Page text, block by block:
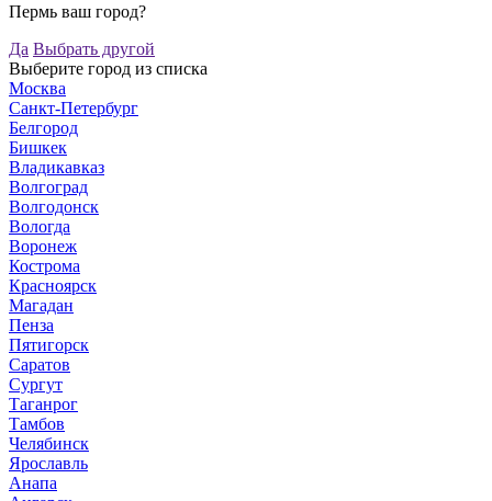
Пермь ваш город?
Да Выбрать другой
Выберите город из списка
Москва
Санкт-Петербург
Белгород
Бишкек
Владикавказ
Волгоград
Волгодонск
Вологда
Воронеж
Кострома
Красноярск
Магадан
Пенза
Пятигорск
Саратов
Сургут
Таганрог
Тамбов
Челябинск
Ярославль
Анапа